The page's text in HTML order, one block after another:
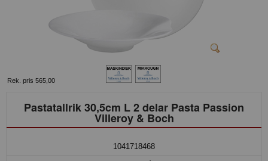
Rek. pris 565,00
Pastatallrik 30,5cm L 2 delar Pasta Passion
Villeroy & Boch
1041718468